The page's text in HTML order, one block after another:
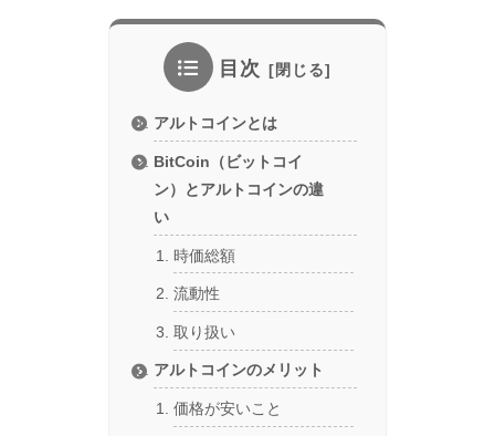
目次
アルトコインとは
BitCoin（ビットコイ
ン）とアルトコインの違
い
時価総額
流動性
取り扱い
アルトコインのメリット
価格が安いこと